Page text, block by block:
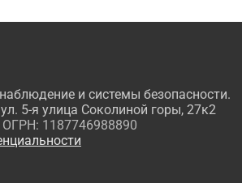
и системы безопасности.
5-я улица Соколиной горы, 27к2
1187746988890